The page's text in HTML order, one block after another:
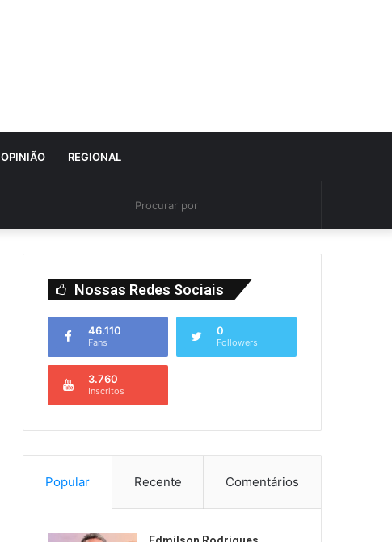
OPINIÃO REGIONAL
Nossas Redes Sociais
46.110
Fans
0
Followers
3.760
Inscritos
Popular Recente Comentários